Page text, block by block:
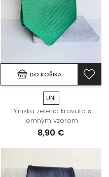
DO KOŠÍKA
UNI
Pánska zelená kravata s
jemným vzorom
8,90 €